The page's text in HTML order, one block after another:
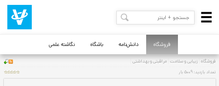
فروشگاه دانش‌نامه باشگاه نگاشته علمی